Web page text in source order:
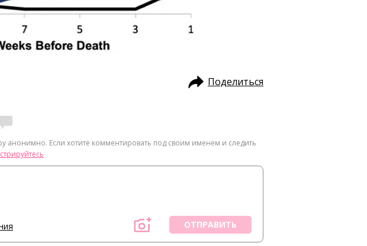
Поделиться
анонимно. Если хотите комментировать под своим именем и следить
ОТПРАВИТЬ